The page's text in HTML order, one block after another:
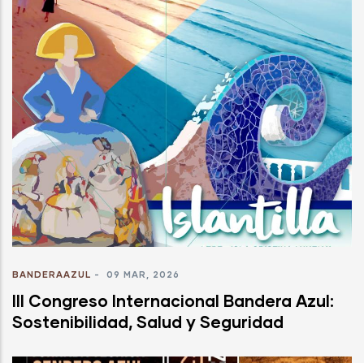
BANDERAAZUL - 09 MAR, 2026
III Congreso Internacional Bandera Azul:
Sostenibilidad, Salud y Seguridad